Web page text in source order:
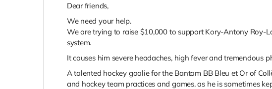
Dear friends,
We need your help.
We are trying to raise $10,000 to support Kory-Antony Roy-
system.
It causes him severe headaches, high fever and tremendous
A talented hockey goalie for the Bantam BB Bleu et Or of
and hockey team practices and games, as he is sometimes